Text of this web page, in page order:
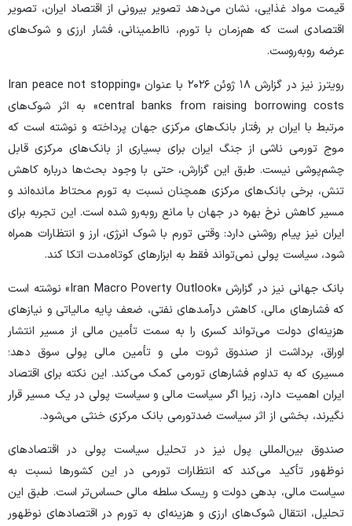
قیمت مواد غذایی، نشان می‌دهد تصویر بیرونی از اقتصاد ایران، تصویر
اقتصادی است که هم‌زمان با تورم، نااطمینانی، فشار ارزی و شوک‌های
عرضه روبه‌روست.
رویترز نیز در گزارش ۱۸ ژوئن ۲۰۲۶ با عنوان «Iran peace not stopping
central banks from raising borrowing costs» به اثر شوک‌های
مرتبط با ایران بر رفتار بانک‌های مرکزی جهان پرداخته و نوشته است که
موج تورمی ناشی از جنگ ایران برای بسیاری از بانک‌های مرکزی قابل
چشم‌پوشی نیست. طبق این گزارش، حتی با وجود بحث‌ها درباره کاهش
تنش، برخی بانک‌های مرکزی همچنان نسبت به تورم محتاط مانده‌اند و
مسیر کاهش نرخ بهره در جهان با مانع روبه‌رو شده است. این تجربه برای
ایران نیز پیام روشنی دارد: وقتی تورم با شوک انرژی، ارز و انتظارات همراه
شود، سیاست پولی نمی‌تواند فقط به ابزار‌های کوتاه‌مدت اتکا کند.
بانک جهانی نیز در گزارش «Iran Macro Poverty Outlook» نوشته است
که فشار‌های مالی، کاهش درآمد‌های نفتی، ضعف پایه مالیاتی و نیاز‌های
هزینه‌ای دولت می‌تواند کسری را به سمت تأمین مالی از مسیر انتشار
اوراق، برداشت از صندوق ثروت ملی و تأمین مالی پولی سوق دهد؛
مسیری که به تداوم فشار‌های تورمی کمک می‌کند. این نکته برای اقتصاد
ایران اهمیت دارد، زیرا اگر سیاست مالی و سیاست پولی در یک مسیر قرار
نگیرند، بخشی از اثر سیاست ضدتورمی بانک مرکزی خنثی می‌شود.
صندوق بین‌المللی پول نیز در تحلیل سیاست پولی در اقتصاد‌های
نوظهور تأکید می‌کند که انتظارات تورمی در این کشور‌ها نسبت به
سیاست مالی، بدهی دولت و ریسک سلطه مالی حساس‌تر است. طبق این
تحلیل، انتقال شوک‌های ارزی و هزینه‌ای به تورم در اقتصاد‌های نوظهور